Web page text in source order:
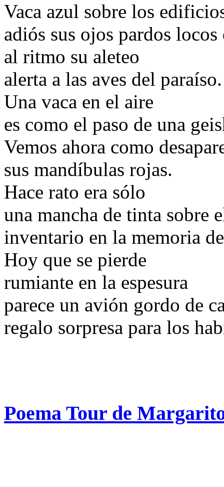
Vaca azul sobre los
adiós sus ojos pardos
al ritmo su aleteo
alerta a las aves del paraíso.
Una vaca en el aire
es como el paso de una
Vemos ahora como
sus mandíbulas rojas.
Hace rato era sólo
una mancha de tinta sobre
inventario en la memoria
Hoy que se pierde
rumiante en la espesura
parece un avión gordo de
regalo sorpresa para los
Poema Tour de